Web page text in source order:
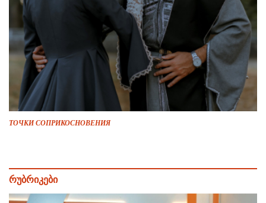
ТОЧКИ СОПРИКОСНОВЕНИЯ
რუბრიკები